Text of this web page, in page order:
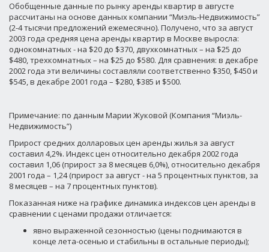
Обобщенные данные по рынку аренды квартир в августе
рассчитаны на основе данных компании “Миэль-Недвижимость”
(2-4 тысячи предложений ежемесячно). Получено, что за август
2003 года средняя цена аренды квартир в Москве выросла:
однокомнатных - на $20 до $370, двухкомнатных – на $25 до
$480, трехкомнатных – на $25 до $580. Для сравнения: в декабре
2002 года эти величины составляли соответственно $350, $450 и
$545, в декабре 2001 года – $280, $385 и $500.
Примечание: по данным Марии Жуковой (Компания “Миэль-
Недвижимость”)
Прирост средних долларовых цен аренды жилья за август
составил 4,2%. Индекс цен относительно декабря 2002 года
составил 1,06 (прирост за 8 месяцев 6,0%), относительно декабря
2001 года – 1,24 (прирост за август - на 5 процентных пунктов, за
8 месяцев – на 7 процентных пунктов).
Показанная ниже на графике динамика индексов цен аренды в
сравнении с ценами продажи отличается:
явно выраженной сезонностью (цены поднимаются в
конце лета-осенью и стабильны в остальные периоды);